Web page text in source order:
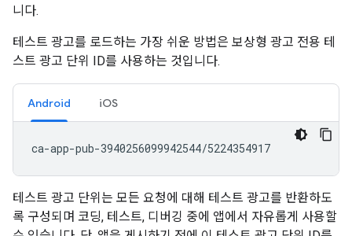
니다.
테스트 광고를 로드하는 가장 쉬운 방법은 보상형 광고 전용 테
스트 광고 단위 ID를 사용하는 것입니다.
Android iOS
테스트 광고 단위는 모든 요청에 대해 테스트 광고를 반환하도
록 구성되며 코딩, 테스트, 디버깅 중에 앱에서 자유롭게 사용할